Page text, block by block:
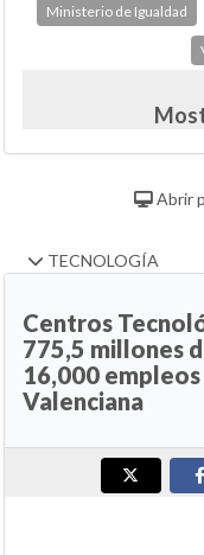
Ministerio de Igualdad
Abrir
TECNOLOGÍA
Centros
775,5 millones
16,000
Valenciana